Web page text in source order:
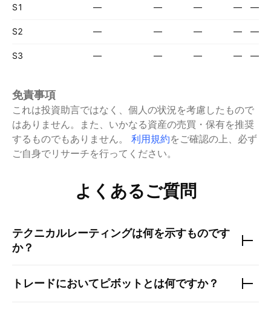
S1 — — — — —
S2 — — — — —
S3 — — — — —
免責事項
これは投資助言ではなく、個人の状況を考慮したもので
はありません。また、いかなる資産の売買・保有を推奨
するものでもありません。
利用規約をご確認の上、必ず
ご自身でリサーチを行ってください。
よくあるご質問
テクニカルレーティングは何を示すものです
か？
トレードにおいてピボットとは何ですか？